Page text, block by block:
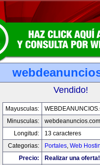
Vendido!
Mayusculas:
Minusculas:
webdeanuncios.com
Longitud:
13 caracteres
Categorias:
Portales, Web
Precio:
Realizar una oferta!